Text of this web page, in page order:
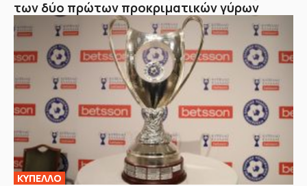
των δύο πρώτων προκριματικών γύρων
ΚΥΠΕΛΛΟ